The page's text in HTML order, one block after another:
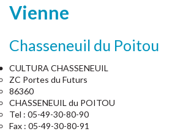
Vienne
Chasseneuil du Poitou
CULTURA CHASSENEUIL
ZC Portes du Futurs
86360
CHASSENEUIL du POITOU
Tel : 05-49-30-80-90
Fax : 05-49-30-80-91